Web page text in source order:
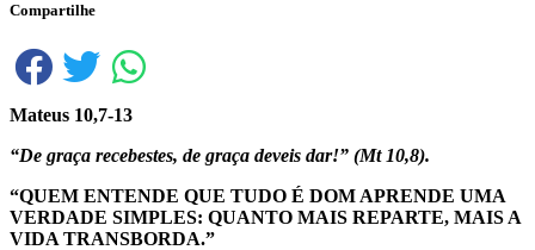
Compartilhe
Mateus 10,7-13
“De graça recebestes, de graça deveis dar!” (Mt 10,8).
“QUEM ENTENDE QUE TUDO É DOM APRENDE UMA
VERDADE SIMPLES: QUANTO MAIS REPARTE, MAIS A
VIDA TRANSBORDA.”